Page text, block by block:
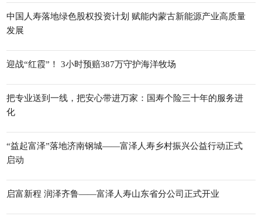
中国人寿落地绿色股权投资计划 赋能内蒙古新能源产业高质量
发展
迎战“红霞”！ 3小时预赔387万守护海洋牧场
把专业送到一线，把安心带进万家：国寿个险三十年的服务进
化
“益起富泽”落地济南钢城——富泽人寿乡村振兴公益行动正式
启动
启富新程 润泽齐鲁——富泽人寿山东省分公司正式开业